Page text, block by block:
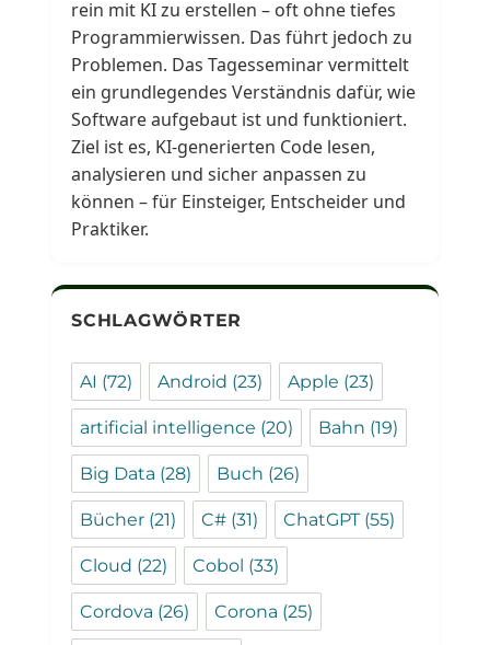
rein mit KI zu erstellen – oft ohne tiefes
Programmierwissen. Das führt jedoch zu
Problemen. Das Tagesseminar vermittelt
ein grundlegendes Verständnis dafür, wie
Software aufgebaut ist und funktioniert.
Ziel ist es, KI-generierten Code lesen,
analysieren und sicher anpassen zu
können – für Einsteiger, Entscheider und
Praktiker.
SCHLAGWÖRTER
AI (72) Android (23) Apple (23)
artificial intelligence (20) Bahn (19)
Big Data (28) Buch (26)
Bücher (21) C# (31) ChatGPT(55)
Cloud (22) Cobol (33)
Cordova (26) Corona (25)